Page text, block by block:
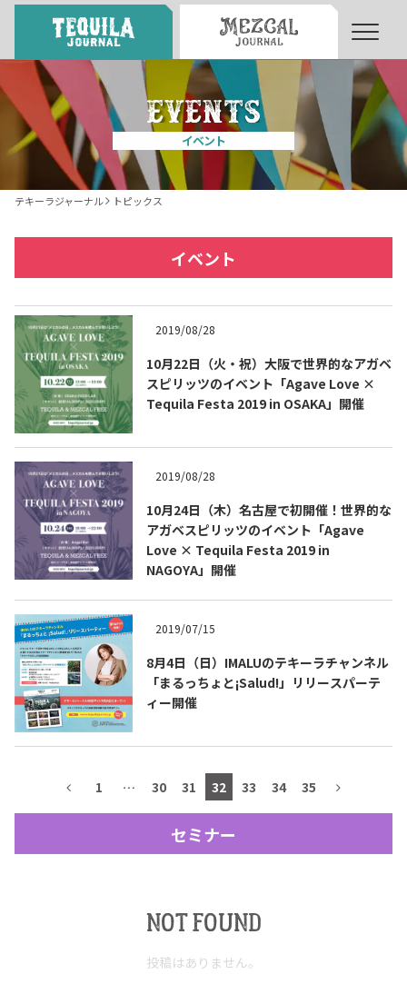
About About Tequila Journal
テキーラとは What’s Tequila
テキーラマーケット
テキーラの飲み方 How to Drink Tequila
メキシコ料理 Cuisines of Mexico
メキシコ旅行
メキシコの記念日
トピックス一覧
Topics List
お問合せ テキーラ・メスカルが飲める
バー＆レストラン
Bar & Restaurant
イベント
テキーラジャーナル トピックス
イベント
2019/08/28
10月22日（火・祝）大阪で世界的なアガベ
スピリッツのイベント「Agave Love ×
Tequila Festa 2019 in OSAKA」開催
2019/08/28
10月24日（木）名古屋で初開催！世界的な
アガベスピリッツのイベント「Agave
Love × Tequila Festa 2019 in
NAGOYA」開催
2019/07/15
8月4日（日）IMALUのテキーラチャンネル
「まるっちょと¡Salud!」リリースパーテ
ィー開催
1 … 30 31 32 33 34 35
セミナー
NOT FOUND
投稿はありません。